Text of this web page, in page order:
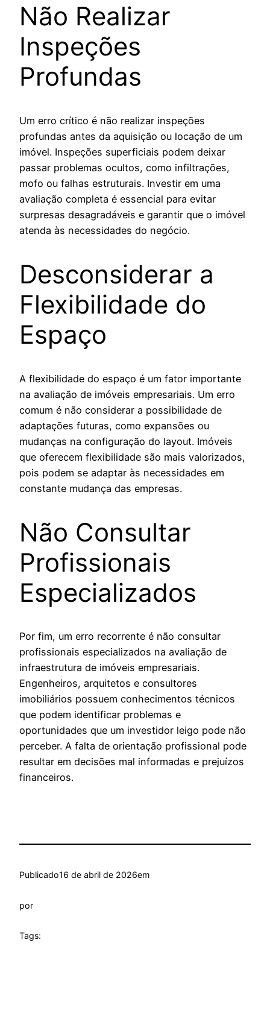
Não Realizar
Inspeções
Profundas
Um erro crítico é não realizar inspeções
profundas antes da aquisição ou locação de um
imóvel. Inspeções superficiais podem deixar
passar problemas ocultos, como infiltrações,
mofo ou falhas estruturais. Investir em uma
avaliação completa é essencial para evitar
surpresas desagradáveis e garantir que o imóvel
atenda às necessidades do negócio.
Desconsiderar a
Flexibilidade do
Espaço
A flexibilidade do espaço é um fator importante
na avaliação de imóveis empresariais. Um erro
comum é não considerar a possibilidade de
adaptações futuras, como expansões ou
mudanças na configuração do layout. Imóveis
que oferecem flexibilidade são mais valorizados,
pois podem se adaptar às necessidades em
constante mudança das empresas.
Não Consultar
Profissionais
Especializados
Por fim, um erro recorrente é não consultar
profissionais especializados na avaliação de
infraestrutura de imóveis empresariais.
Engenheiros, arquitetos e consultores
imobiliários possuem conhecimentos técnicos
que podem identificar problemas e
oportunidades que um investidor leigo pode não
perceber. A falta de orientação profissional pode
resultar em decisões mal informadas e prejuízos
financeiros.
Publicado16 de abril de 2026em
por
Tags: